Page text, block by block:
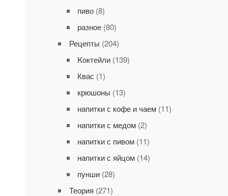
пиво(8)
разное(80)
Рецепты (204)
Kоктейли(139)
Квас (1)
крюшоны (13)
напитки с кофе и чаем(11)
напитки с медом(2)
напитки с пивом(11)
напитки с яйцом(14)
пунши(28)
Теория (271)